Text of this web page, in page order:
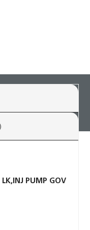
PUMP GOV